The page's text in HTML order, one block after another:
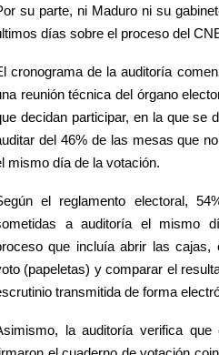
su parte, ni Maduro ni su
días sobre el proceso del
cronograma de la auditoría
reunión técnica del órgano
decidan participar, en la que se
del 46% de las mesas que
mismo día de la votación.
el reglamento electoral,
a auditoría el mismo
que incluía abrir las cajas,
(papeletas) y comparar el
transmitida de forma
la auditoría verifica